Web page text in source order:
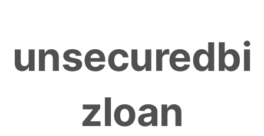
content
unsecuredbi
zloan